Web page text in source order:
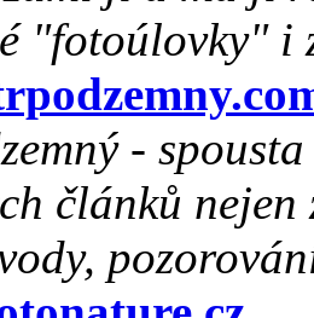
"fotoúlovky" i
-
článků